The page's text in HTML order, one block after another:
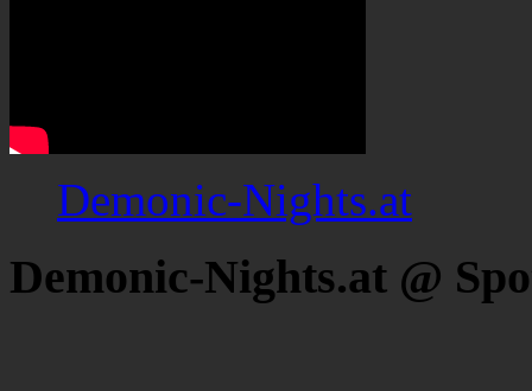
Demonic-Nights.at
Demonic-Nights.at @